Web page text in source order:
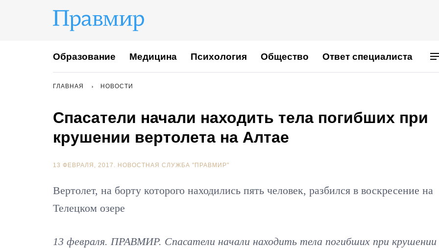
Образование Медицина Психология Общество Ответ специалиста
ГЛАВНАЯ НОВОСТИ
Спасатели начали находить тела погибших при
крушении вертолета на Алтае
13 ФЕВРАЛЯ, 2017. НОВОСТНАЯ СЛУЖБА "ПРАВМИР"
Вертолет, на борту которого находились пять человек, разбился в воскресение на
Телецком озере
13 февраля. ПРАВМИР. Спасатели начали находить тела погибших при крушении